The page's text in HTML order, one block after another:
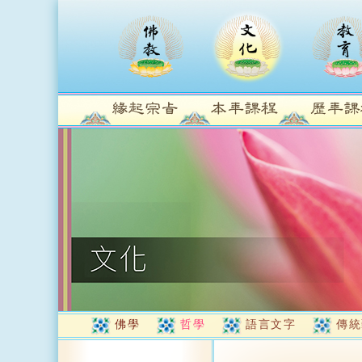
佛學 哲學 語言文字 傳